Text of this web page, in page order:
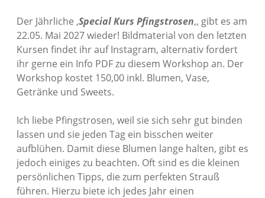
Der Jährliche ‚Special Kurs Pfingstrosen‚, gibt es am
22.05. Mai 2027 wieder! Bildmaterial von den letzten
Kursen findet ihr auf Instagram, alternativ fordert
ihr gerne ein Info PDF zu diesem Workshop an. Der
Workshop kostet 150,00 inkl. Blumen, Vase,
Getränke und Sweets.
Ich liebe Pfingstrosen, weil sie sich sehr gut binden
lassen und sie jeden Tag ein bisschen weiter
aufblühen. Damit diese Blumen lange halten, gibt es
jedoch einiges zu beachten. Oft sind es die kleinen
persönlichen Tipps, die zum perfekten Strauß
führen. Hierzu biete ich jedes Jahr einen